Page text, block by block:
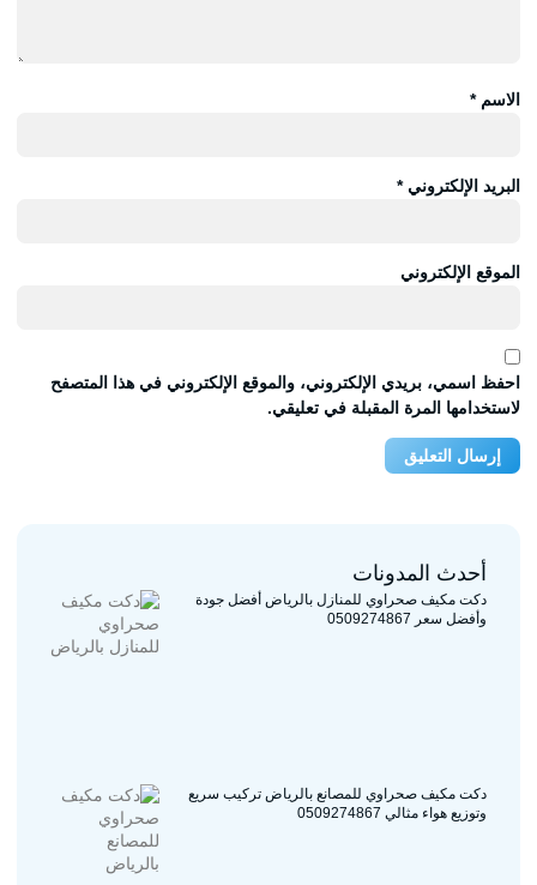
الاسم*
البريد الإلكتروني*
الموقع الإلكتروني
احفظ اسمي، بريدي الإلكتروني، والموقع الإلكتروني في هذا المتصفح
لاستخدامها المرة المقبلة في تعليقي.
أحدث المدونات
دكت مكيف صحراوي للمنازل بالرياض أفضل جودة
وأفضل سعر 0509274867
دكت مكيف صحراوي للمصانع بالرياض تركيب سريع
وتوزيع هواء مثالي 0509274867